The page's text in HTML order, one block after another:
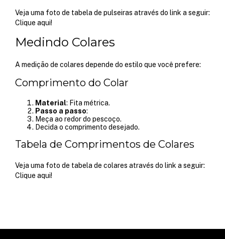
Veja uma foto de tabela de pulseiras através do link a seguir:
Clique aqui!
Medindo Colares
A medição de colares depende do estilo que você prefere:
Comprimento do Colar
Material: Fita métrica.
Passo a passo:
Meça ao redor do pescoço.
Decida o comprimento desejado.
Tabela de Comprimentos de Colares
Veja uma foto de tabela de colares através do link a seguir:
Clique aqui!